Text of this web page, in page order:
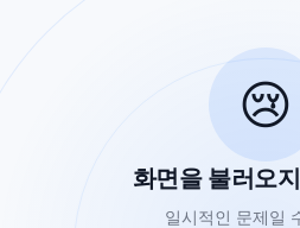
😢
화면을 불러오
일시적인 문제일